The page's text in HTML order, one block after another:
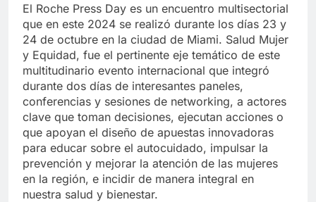
El Roche Press Day es un encuentro multisectorial
que en este 2024 se realizó durante los días 23 y
24 de octubre en la ciudad de Miami. Salud Mujer
y Equidad, fue el pertinente eje temático de este
multitudinario evento internacional que integró
durante dos días de interesantes paneles,
conferencias y sesiones de networking, a actores
clave que toman decisiones, ejecutan acciones o
que apoyan el diseño de apuestas innovadoras
para educar sobre el autocuidado, impulsar la
prevención y mejorar la atención de las mujeres
en la región, e incidir de manera integral en
nuestra salud y bienestar.